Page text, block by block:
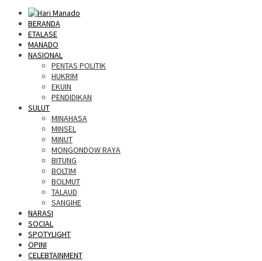
BERANDA
ETALASE
MANADO
NASIONAL
PENTAS POLITIK
HUKRIM
EKUIN
PENDIDIKAN
SULUT
MINAHASA
MINSEL
MINUT
MONGONDOW RAYA
BITUNG
BOLTIM
BOLMUT
TALAUD
SANGIHE
NARASI
SOCIAL
SPOTYLIGHT
OPINI
CELEBTAINMENT